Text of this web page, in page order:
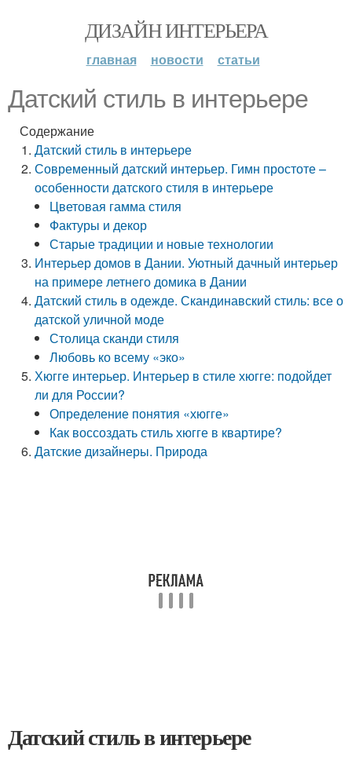
ДИЗАЙН ИНТЕРЬЕРА
главная новости статьи
Датский стиль в интерьере
Содержание
Датский стиль в интерьере
Современный датский интерьер. Гимн простоте –
особенности датского стиля в интерьере
Цветовая гамма стиля
Фактуры и декор
Старые традиции и новые технологии
Интерьер домов в Дании. Уютный дачный интерьер
на примере летнего домика в Дании
Датский стиль в одежде. Скандинавский стиль: все о
датской уличной моде
Столица сканди стиля
Любовь ко всему «эко»
Хюгге интерьер. Интерьер в стиле хюгге: подойдет
ли для России?
Определение понятия «хюгге»
Как воссоздать стиль хюгге в квартире?
Датские дизайнеры. Природа
Датский стиль в интерьере